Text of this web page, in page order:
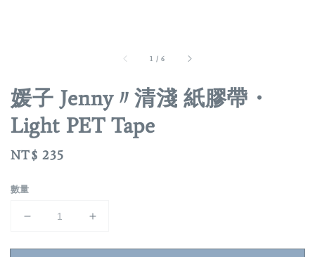
1 /6
媛子 Jenny〃清淺 紙膠帶・
Light PET Tape
Regular
NT$ 235
數量